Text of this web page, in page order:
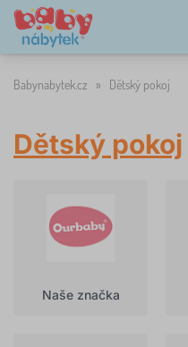
Babynabytek.cz » Dětský pokoj
Dětský pokoj
Naše značka